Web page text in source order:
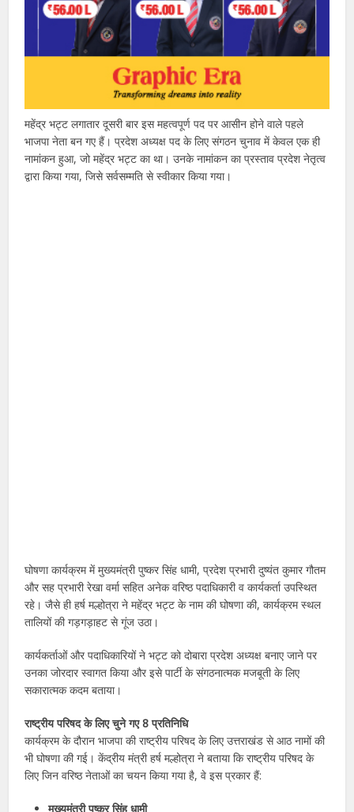
महेंद्र भट्ट लगातार दूसरी बार इस महत्वपूर्ण पद पर आसीन होने वाले पहले
भाजपा नेता बन गए हैं। प्रदेश अध्यक्ष पद के लिए संगठन चुनाव में केवल एक ही
नामांकन हुआ, जो महेंद्र भट्ट का था। उनके नामांकन का प्रस्ताव प्रदेश नेतृत्व
द्वारा किया गया, जिसे सर्वसम्मति से स्वीकार किया गया।
घोषणा कार्यक्रम में मुख्यमंत्री पुष्कर सिंह धामी, प्रदेश प्रभारी दुष्यंत कुमार गौतम
और सह प्रभारी रेखा वर्मा सहित अनेक वरिष्ठ पदाधिकारी व कार्यकर्ता उपस्थित
रहे। जैसे ही हर्ष मल्होत्रा ने महेंद्र भट्ट के नाम की घोषणा की, कार्यक्रम स्थल
तालियों की गड़गड़ाहट से गूंज उठा।
कार्यकर्ताओं और पदाधिकारियों ने भट्ट को दोबारा प्रदेश अध्यक्ष बनाए जाने पर
उनका जोरदार स्वागत किया और इसे पार्टी के संगठनात्मक मजबूती के लिए
सकारात्मक कदम बताया।
राष्ट्रीय परिषद के लिए चुने गए 8 प्रतिनिधि
कार्यक्रम के दौरान भाजपा की राष्ट्रीय परिषद के लिए उत्तराखंड से आठ नामों की
भी घोषणा की गई। केंद्रीय मंत्री हर्ष मल्होत्रा ने बताया कि राष्ट्रीय परिषद के
लिए जिन वरिष्ठ नेताओं का चयन किया गया है, वे इस प्रकार हैं:
मुख्यमंत्री पुष्कर सिंह धामी